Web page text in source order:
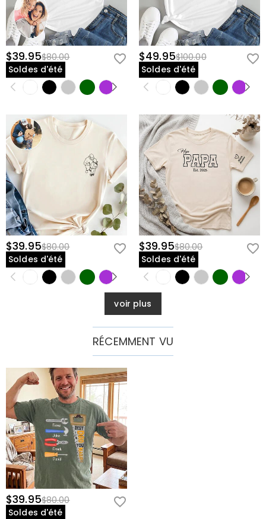
$39.95$80.00
Soldes d'été
$49.95$100.00
Soldes d'été
$39.95$80.00
Soldes d'été
$39.95$80.00
Soldes d'été
voir plus
RÉCEMMENT VU
$39.95$80.00
Soldes d'été